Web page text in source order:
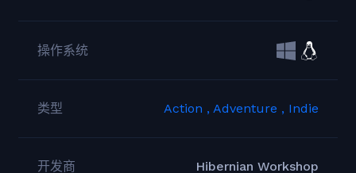
操作系统
类型 Action , Adventure , Indie
开发商 Hibernian Workshop